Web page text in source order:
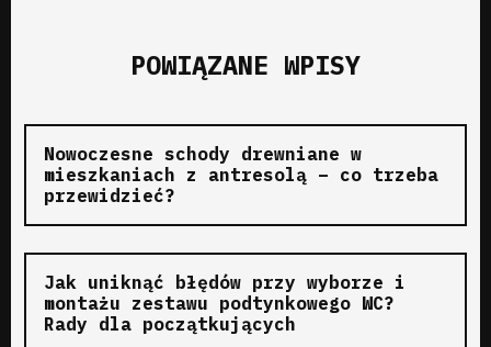
POWIĄZANE WPISY
Nowoczesne schody drewniane w
mieszkaniach z antresolą – co trzeba
przewidzieć?
Jak uniknąć błędów przy wyborze i
montażu zestawu podtynkowego WC?
Rady dla początkujących